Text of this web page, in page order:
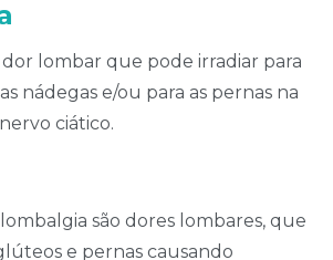
lombar que pode irradiar para
nádegas e/ou para as pernas na
ciático.
são dores lombares, que
e pernas causando